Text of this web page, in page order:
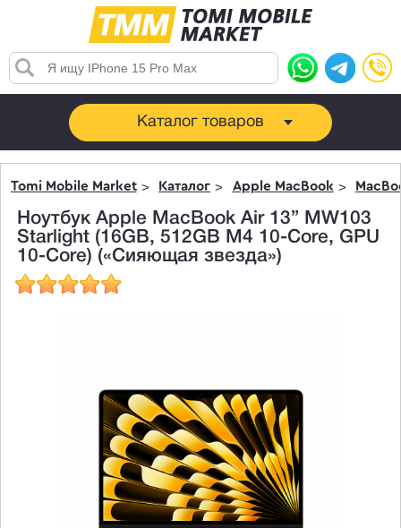
Каталог товаров
Tomi Mobile Market Каталог Apple MacBook
Ноутбук Apple MacBook Air 13” MW103
Starlight (16GB, 512GB M4 10-Core, GPU
10-Core) («Сияющая звезда»)